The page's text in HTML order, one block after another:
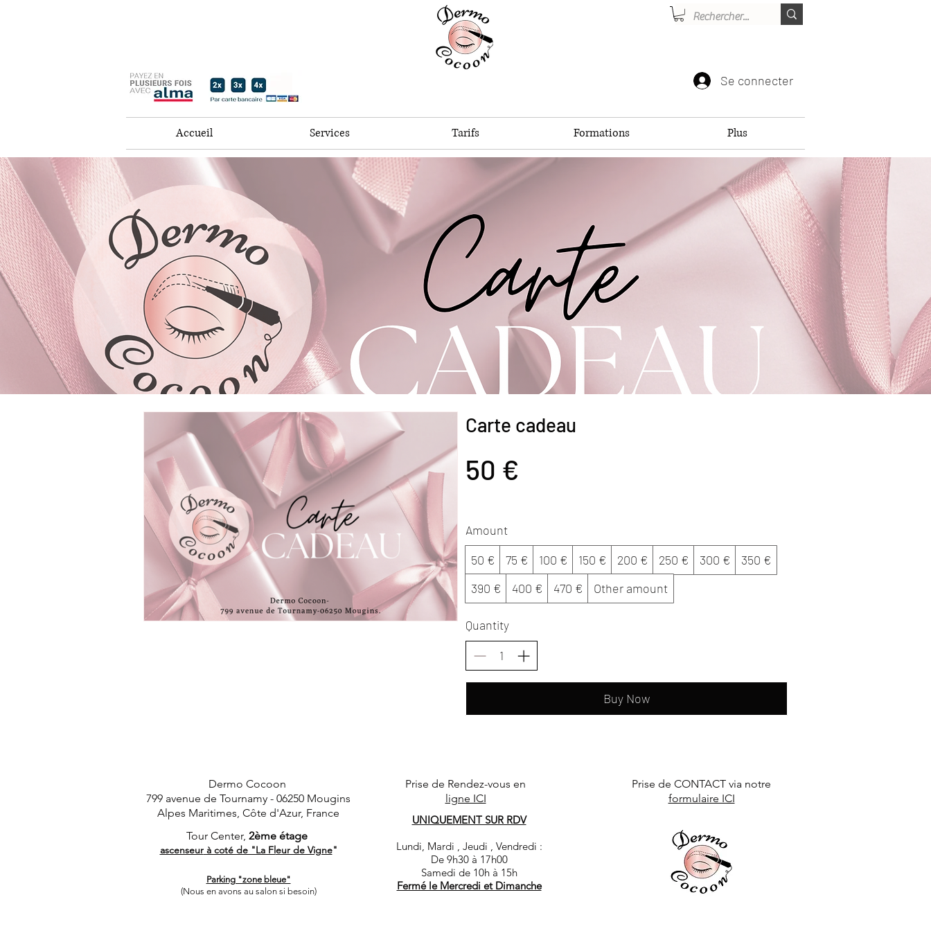
Se connecter
Accueil Services Tarifs Formations Plus
Carte cadeau
50 €
Amount
50 €
75 € 100 € 150 € 200 € 250 € 300 €
350 €
390 €
400 € 470 € Other amount
Quantity
Buy Now
UNIQUEMENT SUR RDV
Lundi, Mardi , Jeudi , Vendredi :
De 9h30 à 17h00
​Samedi de 10h à 15h
Fermé le Mercredi et Dimanche
Dermo Cocoon
799 avenue de Tournamy - 06250 Mougins
Alpes Maritimes, Côte d'Azur, France
Tour Center, 2ème étage
ascenseurà coté de "La Fleur de Vigne"
Parking "zone bleue"
(Nous en avons au salon si besoin)
Prise de Rendez-vous en
ligne ICI
Prise de CONTACT via notre
formulaire ICI